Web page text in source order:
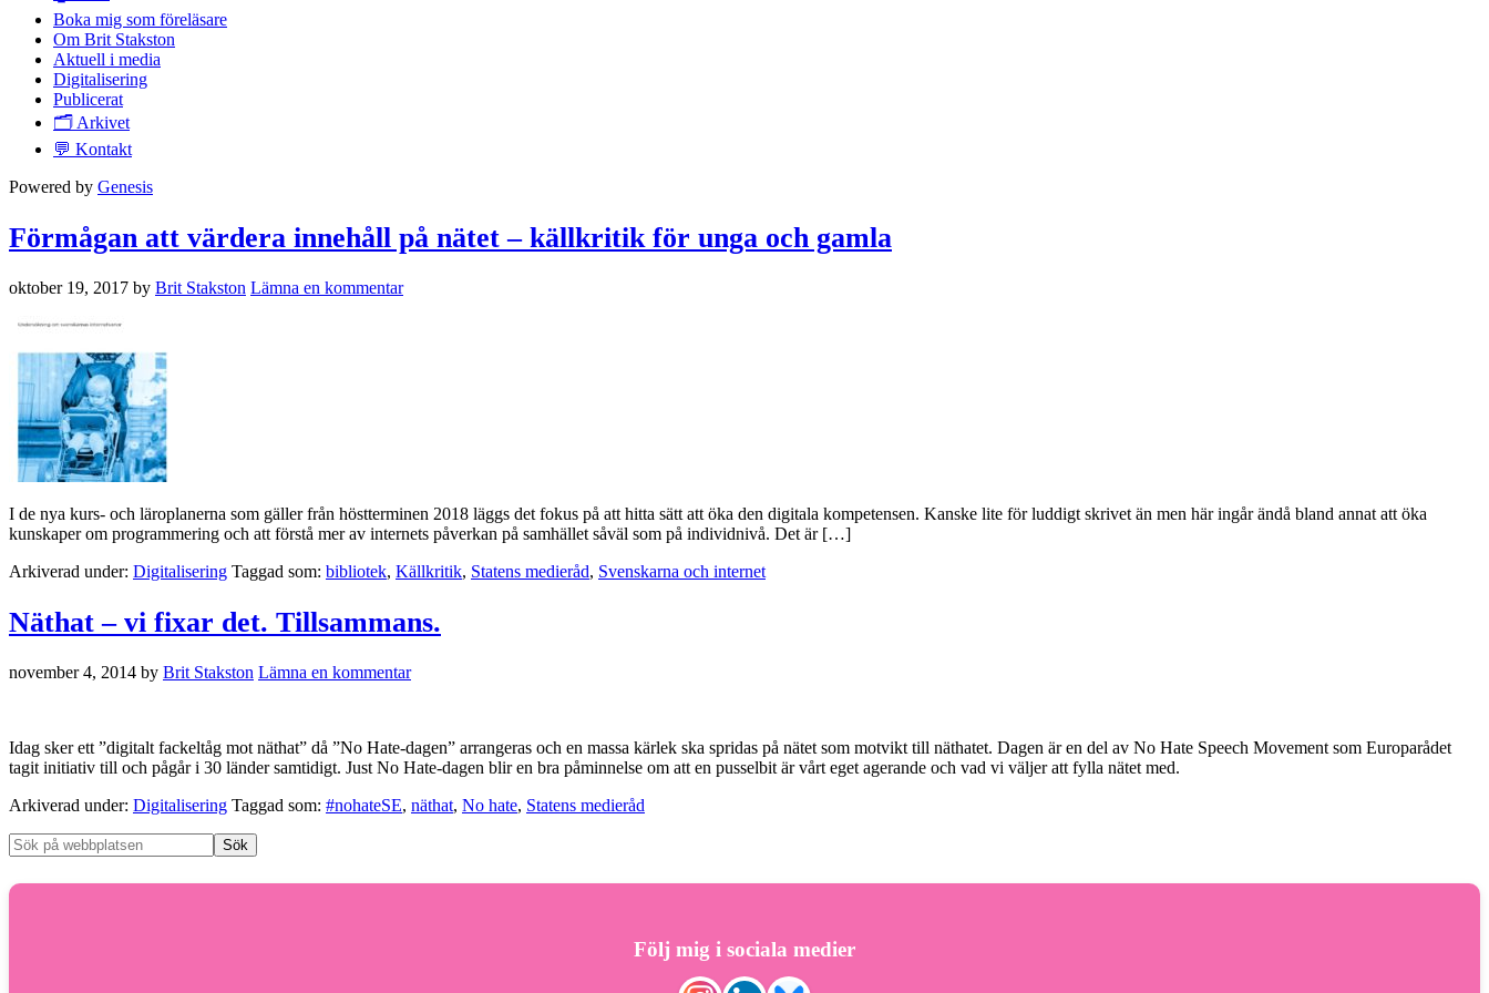
Boka mig som föreläsare
Om Brit Stakston
Aktuell i media
Digitalisering
Publicerat
🗂️ Arkivet
💬 Kontakt
Powered by Genesis
Förmågan att värdera innehåll på nätet – källkritik för unga och gamla
oktober 19, 2017 by Brit Stakston Lämna en kommentar
I de nya kurs- och läroplanerna som gäller från höstterminen 2018 läggs det fokus på att hitta sätt att öka den digitala kompetensen. Kanske lite för luddigt skrivet än men här ingår ändå bland annat att öka
kunskaper om programmering och att förstå mer av internets påverkan på samhället såväl som på individnivå. Det är […]
Arkiverad under: Digitalisering Taggad som: bibliotek, Källkritik, Statens medieråd, Svenskarna och internet
Näthat – vi fixar det. Tillsammans.
november 4, 2014 by Brit Stakston Lämna en kommentar
Idag sker ett ”digitalt fackeltåg mot näthat” då ”No Hate-dagen” arrangeras och en massa kärlek ska spridas på nätet som motvikt till näthatet. Dagen är en del av No Hate Speech Movement som Europarådet
tagit initiativ till och pågår i 30 länder samtidigt. Just No Hate-dagen blir en bra påminnelse om att en pusselbit är vårt eget agerande och vad vi väljer att fylla nätet med.
Arkiverad under: Digitalisering Taggad som: #nohateSE, näthat, No hate, Statens medieråd
Följ mig i sociala medier